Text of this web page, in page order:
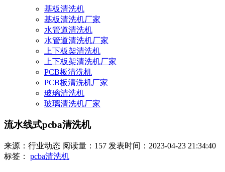
基板清洗机
基板清洗机厂家
水管道清洗机
水管道清洗机厂家
上下板架清洗机
上下板架清洗机厂家
PCB板清洗机
PCB板清洗机厂家
玻璃清洗机
玻璃清洗机厂家
流水线式pcba清洗机
来源：行业动态 阅读量：157 发表时间：2023-04-23 21:34:40
标签： pcba清洗机